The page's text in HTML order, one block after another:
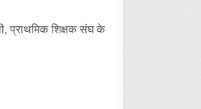
प्राथमिक शिक्षक संघ के